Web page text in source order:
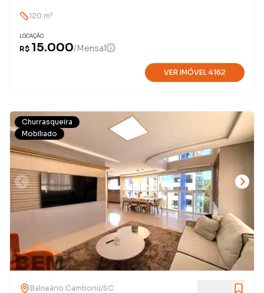
120 m²
LOCAÇÃO
R$ 15.000/Mensal
VER IMÓVEL 4162
Churrasqueira
Mobiliado
Balneário Camboriú/SC